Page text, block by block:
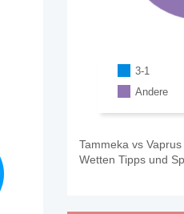
3-1
Andere
Tammeka vs
Wetten Tipps und